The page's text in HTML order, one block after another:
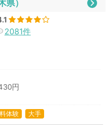
県）
2081件
円
体験 大手